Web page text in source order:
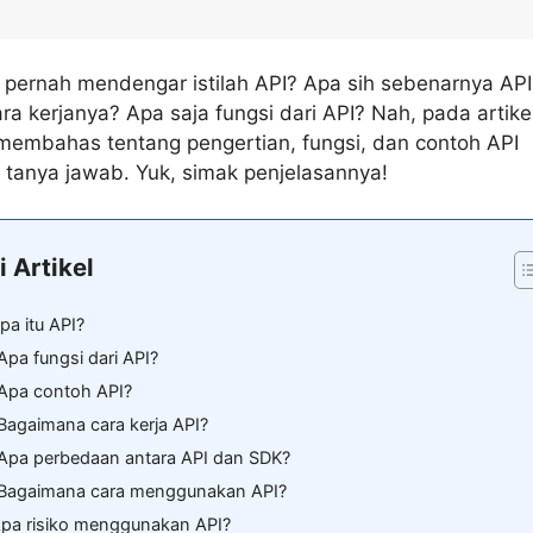
mendengar istilah API? Apa sih sebenarnya
kerjanya? Apa saja fungsi dari API? Nah, pada
tentang pengertian, fungsi, dan contoh API
jawab. Yuk, simak penjelasannya!
Artikel
itu API?
fungsi dari API?
contoh API?
cara kerja API?
perbedaan antara API dan SDK?
cara menggunakan API?
risiko menggunakan API?